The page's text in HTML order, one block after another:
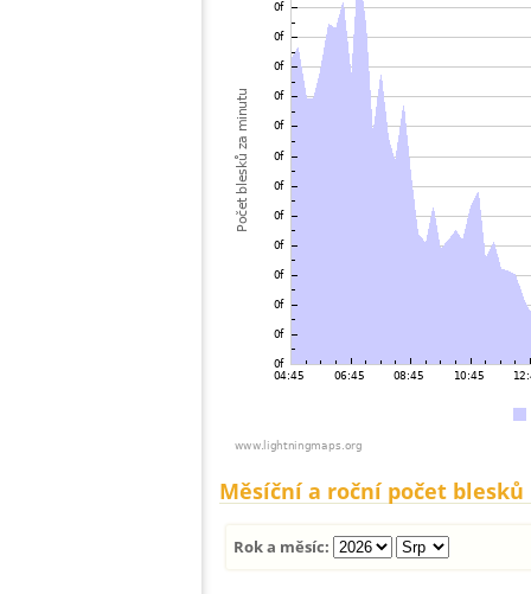
Měsíční a roční počet blesků
Rok a měsíc: